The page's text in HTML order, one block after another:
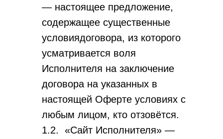
— настоящее предложение,
содержащее существенные
условиядоговора, из которого
усматривается воля
Исполнителя на заключение
договора на указанных в
настоящей Оферте условиях с
любым лицом, кто отзовётся.
1.2. «Сайт Исполнителя» —